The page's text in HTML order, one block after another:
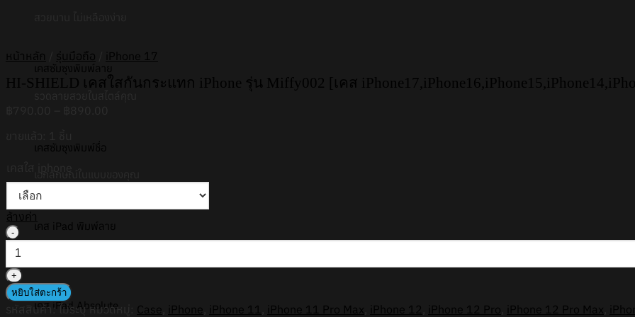
เคสซัมซุงพิมพ์ลาย
เคสซัมซุงพิมพ์ชื่อ
เคส iPad พิมพ์ลาย
เคส iPad Absolute
หน้าหลัก รุ่นมือถือ iPhone 17
HI-SHIELD เคสใสกันกระแทก iPhone รุ่น Miffy002 [เคส
ล้างค่า
จำนวน
HI-
SHIELD
เคส
ใส
กัน
หยิบใส่ตะกร้า
รหัสสินค้า: ไม่ระบุ หมวดหมู่: Case iPhone iPhone 11 iPhone 11 Pro Max iPhone 12 iPhone 12 Pro iPhone 12 Pro Max